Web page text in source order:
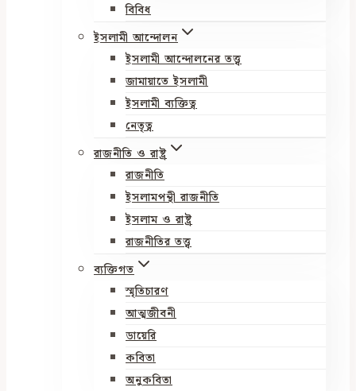
বিবিধ
ইসলামী আন্দোলন
ইসলামী আন্দোলনের তত্ত্ব
জামায়াতে ইসলামী
ইসলামী ব্যক্তিত্ব
নেতৃত্ব
রাজনীতি ও রাষ্ট্র
রাজনীতি
ইসলামপন্থী রাজনীতি
ইসলাম ও রাষ্ট্র
রাজনীতির তত্ত্ব
ব্যক্তিগত
স্মৃতিচারণ
আত্মজীবনী
ডায়েরি
কবিতা
অনুকবিতা